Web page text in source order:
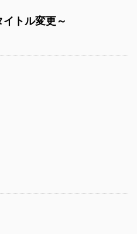
トル変更～